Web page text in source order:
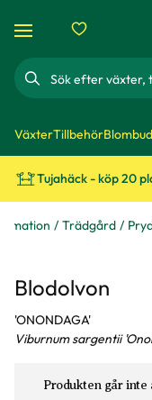
Sök
VäxterTillbehörBlombud
Tujahäck - köp 20
Trädgård
Blodolvon
'ONONDAGA'
Viburnum sargentii
Produkten går inte